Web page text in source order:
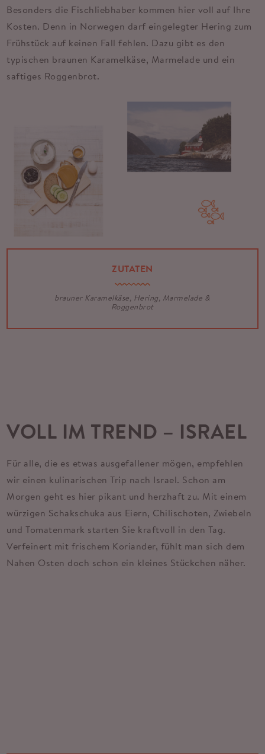
Besonders die Fischliebhaber kommen hier voll auf Ihre
Kosten. Denn in Norwegen darf eingelegter Hering zum
Frühstück auf keinen Fall fehlen. Dazu gibt es den
typischen braunen Karamelkäse, Marmelade und ein
saftiges Roggenbrot.
ZUTATEN
brauner Karamelkäse, Hering, Marmelade &
Roggenbrot
VOLL IM TREND – ISRAEL
Für alle, die es etwas ausgefallener mögen, empfehlen
wir einen kulinarischen Trip nach Israel. Schon am
Morgen geht es hier pikant und herzhaft zu. Mit einem
würzigen Schakschuka aus Eiern, Chilischoten, Zwiebeln
und Tomatenmark starten Sie kraftvoll in den Tag.
Verfeinert mit frischem Koriander, fühlt man sich dem
Nahen Osten doch schon ein kleines Stückchen näher.